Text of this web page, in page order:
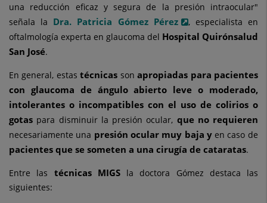
una reducción eficaz y segura de la presión intraocular"
señala la Dra. Patricia Gómez Pérez
, especialista en
oftalmología experta en glaucoma del Hospital Quirónsalud
San José.
En general, estastécnicas sonapropiadas para pacientes
con glaucoma de ángulo abierto leve o moderado,
intolerantes o incompatibles con el uso de colirios o
gotas para disminuir la presión ocular, que no requieren
necesariamente una presión ocular muy baja yen caso de
pacientes que se someten a una cirugía de cataratas.
Entre las técnicas MIGSla doctora Gómez destaca las
siguientes: